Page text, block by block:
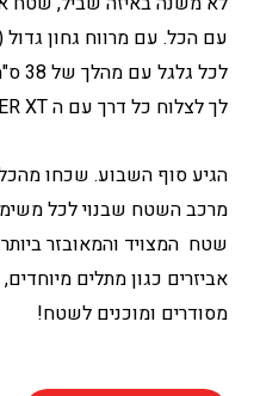
לך לצלוח כל דרך עם ה COMMANDER XT.
מרכב השטח שבנוי לכל
שטח המצויד והמאובזר
אביזרים כגון מתלים
מסודרים ומוכנים לשטח!